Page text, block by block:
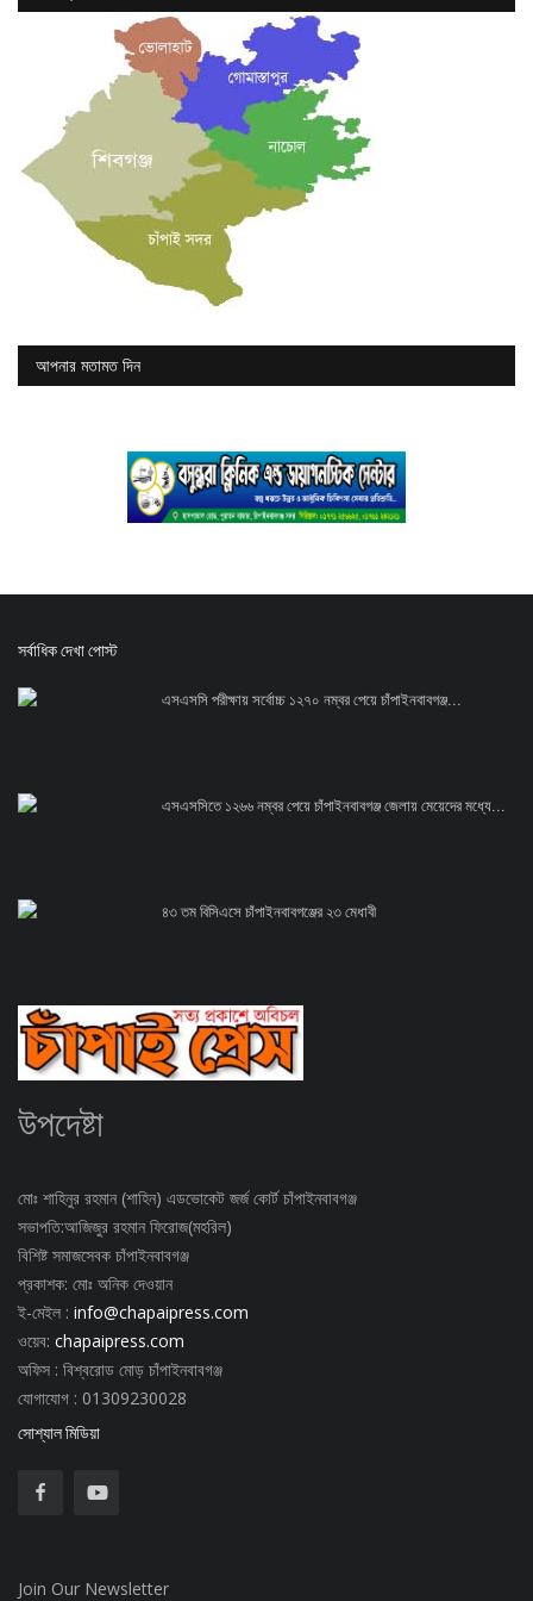
আপনার মতামত দিন
সর্বাধিক দেখা পোস্ট
এসএসসি পরীক্ষায় সর্বোচ্চ ১২৭০ নম্বর পেয়ে চাঁপাইনবাবগঞ্জ...
এসএসসিতে ১২৬৬ নম্বর পেয়ে চাঁপাইনবাবগঞ্জ জেলায় মেয়েদের মধ্যে...
৪৩ তম বিসিএসে চাঁপাইনবাবগঞ্জের ২৩ মেধাবী
উপদেষ্টা
মোঃ শাহিনুর রহমান (শাহিন) এডভোকেট জর্জ কোর্ট চাঁপাইনবাবগঞ্জ
সভাপতি:আজিজুর রহমান ফিরোজ(মহরিল)
বিশিষ্ট সমাজসেবক চাঁপাইনবাবগঞ্জ
প্রকাশক: মোঃ অনিক দেওয়ান
ই-মেইল : info@chapaipress.com
ওয়েব: chapaipress.com
অফিস : বিশ্বরোড মোড় চাঁপাইনবাবগঞ্জ
যোগাযোগ : 01309230028
সোশ্যাল মিডিয়া
Join Our Newsletter